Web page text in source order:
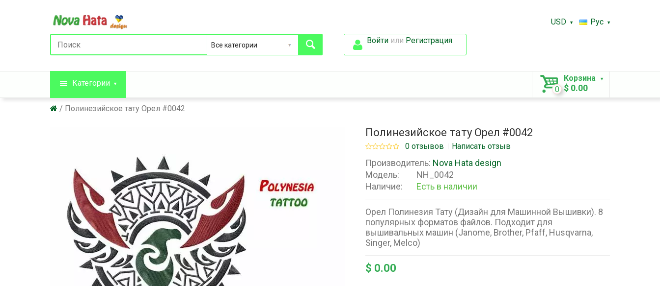
USD
Рус
Войтиили Регистрация.
Категории
Корзина
0 $ 0.00
Полинезийское тату Орел #0042
Полинезийское тату Орел #0042
0 отзывов Написать отзыв
Производитель: Nova Hata design
Модель:
NH_0042
Наличие:
Есть в наличии
Орел Полинезия Тату (Дизайн для Машинной Вышивки). 8
популярных форматов файлов. Подходит для
вышивальных машин (Janome, Brother, Pfaff, Husqvarna,
Singer, Melco)
$ 0.00